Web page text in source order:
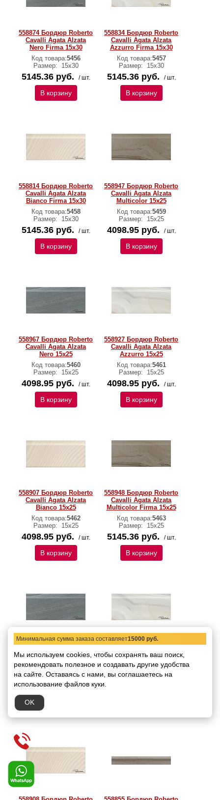
558874 Бордюр Roberto
Cavalli Agata Alzata
Nero Firma 15x30
Код товара:5456
Размер:
15х30
5145.36 руб. / шт.
В корзину
558834 Бордюр Roberto
Cavalli Agata Alzata
Azzurro Firma 15x30
Код товара:5457
Размер:
15х30
5145.36 руб. / шт.
В корзину
558814 Бордюр Roberto
Cavalli Agata Alzata
Bianco Firma 15x30
Код товара:5458
Размер:
15х30
5145.36 руб. / шт.
В корзину
558947 Бордюр Roberto
Cavalli Agata Alzata
Multicolor 15x25
Код товара:5459
Размер:
15х25
4098.95 руб. / шт.
В корзину
558967 Бордюр Roberto
Cavalli Agata Alzata
Nero 15x25
Код товара:5460
Размер:
15х25
4098.95 руб. / шт.
В корзину
558927 Бордюр Roberto
Cavalli Agata Alzata
Azzurro 15x25
Код товара:5461
Размер:
15х25
4098.95 руб. / шт.
В корзину
558907 Бордюр Roberto
Cavalli Agata Alzata
Bianco 15x25
Код товара:5462
Размер:
15х25
4098.95 руб. / шт.
В корзину
558948 Бордюр Roberto
Cavalli Agata Alzata
Multicolor Firma 15x25
Код товара:5463
Размер:
15х25
5145.36 руб. / шт.
В корзину
558968 Бордюр Roberto
Cavalli Agata Alzata
Nero Firma 15x25
Код товара:5464
Размер:15х25
5145.36 руб.
В корзину
558928 Бордюр Roberto
Cavalli Agata Alzata
Azzurro Firma 15x25
Код товара:5465
Размер:15х25
Минимальная сумма заказа составляет15000 руб.
Мы используем cookies, чтобы сохранять ваш поиск,
рекомендовать полезное и создавать другие удобства
на сайте. Оставаясь с нами, вы соглашаетесь на
использование файлов куки.
OK